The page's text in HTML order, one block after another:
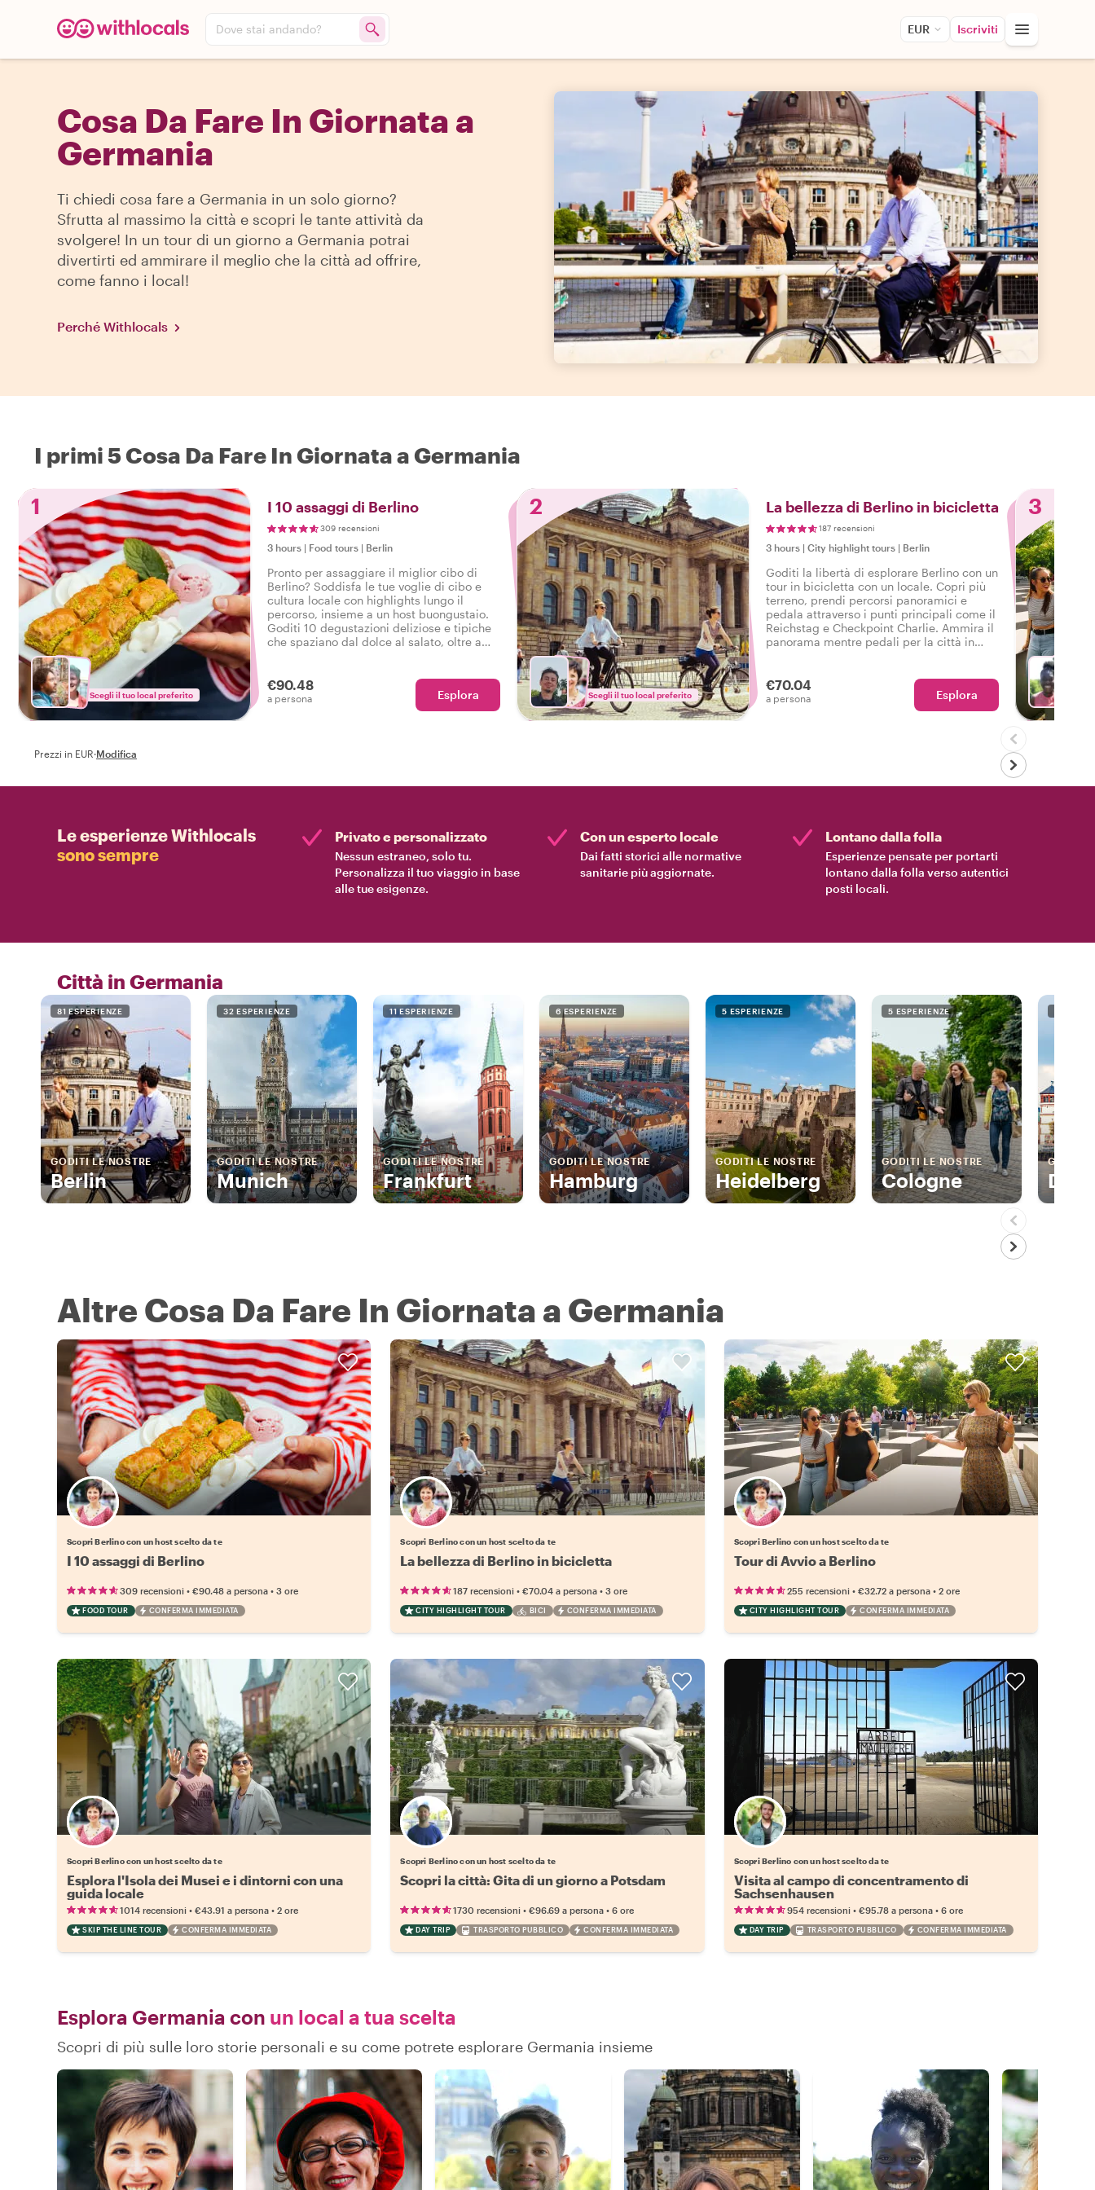
Dove stai andando? EUR Iscriviti
Cosa Da Fare In Giornata a
Germania
Ti chiedi cosa fare a Germania in un solo giorno?
Sfrutta al massimo la città e scopri le tante attività da
svolgere! In un tour di un giorno a Germania potrai
divertirti ed ammirare il meglio che la città ad offrire,
come fanno i local!
Perché Withlocals
I primi 5 Cosa Da Fare In Giornata a Germania
1
Scegli il tuo local preferito
I 10 assaggi di Berlino
309 recensioni
3 hours | Food tours | Berlin
Pronto per assaggiare il miglior cibo di
Berlino? Soddisfa le tue voglie di cibo e
cultura locale con highlights lungo il
percorso, insieme a un host buongustaio.
Goditi 10 degustazioni deliziose e tipiche
che spaziano dal dolce al salato, oltre a
€90.48
a persona Esplora
2
Scegli il tuo local preferito
La bellezza di Berlino in bicicletta
187 recensioni
3 hours | City highlight tours | Berlin
Goditi la libertà di esplorare Berlino con un
tour in bicicletta con un locale. Copri più
terreno, prendi percorsi panoramici e
pedala attraverso i punti principali come il
Reichstag e Checkpoint Charlie. Ammira il
panorama mentre pedali per la città in
percorso!
€70.04
a persona Esplora
3
Prezzi in EUR·Modifica
Le esperienze Withlocals
sono sempre
Privato e personalizzato
Nessun estraneo, solo tu.
Personalizza il tuo viaggio in base
alle tue esigenze.
Con un esperto locale
Dai fatti storici alle normative
sanitarie più aggiornate.
Lontano dalla folla
Esperienze pensate per portarti
lontano dalla folla verso autentici
posti locali.
Città in Germania
81 ESPERIENZE
GODITI LE NOSTRE
Berlin
32 ESPERIENZE
GODITI LE NOSTRE
Munich
11 ESPERIENZE
GODITI LE NOSTRE
Frankfurt
6 ESPERIENZE
GODITI LE NOSTRE
Hamburg
5 ESPERIENZE
GODITI LE NOSTRE
Heidelberg
5 ESPERIENZE
GODITI LE NOSTRE
Cologne
GODITI
Altre Cosa Da Fare In Giornata a Germania
Scegli il tuo local preferito
Scopri Berlino con un host scelto da te
I 10 assaggi di Berlino
309 recensioni • €90.48 a persona • 3 ore
FOOD TOUR CONFERMA IMMEDIATA
Scegli il tuo local preferito
Scopri Berlino con un host scelto da te
La bellezza di Berlino in bicicletta
187 recensioni •€70.04 a persona •3 ore
CITY HIGHLIGHT TOUR BICI CONFERMA IMMEDIATA
Scegli il tuo local preferito
Scopri Berlino con un host scelto da te
Tour di Avvio a Berlino
255 recensioni• €32.72 a persona• 2 ore
CITY HIGHLIGHT TOUR CONFERMA IMMEDIATA
Scegli il tuo local preferito
Scopri Berlino con un host scelto da te
Esplora l'Isola dei Musei e i dintorni con una
guida locale
1014 recensioni • €43.91 a persona • 2 ore
SKIP THE LINE TOUR CONFERMA IMMEDIATA
Scegli il tuo local preferito
Scopri Berlino con un host scelto da te
Scopri la città: Gita di un giorno a Potsdam
1730 recensioni •€96.69 a persona •6 ore
DAY TRIP TRASPORTO PUBBLICO CONFERMA IMMEDIATA
Scegli il tuo local preferito
Scopri Berlino con un host scelto da te
Visita al campo di concentramento di
Sachsenhausen
954 recensioni• €95.78 a persona• 6 ore
DAY TRIP TRASPORTO PUBBLICO CONFERMA IMMEDIATA
Esplora Germania con un local a tua scelta
Scopri di più sulle loro storie personali e su come potrete esplorare Germania insieme